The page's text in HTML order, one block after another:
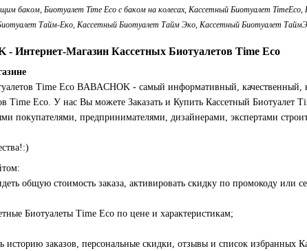
баком, Биотуалет Time Eco с баком на колесах, Кассетный Биотуалет
Тайм-Еко, Кассетный Биотуалет Тайм Эко, Кассетный Биотуалет
- Интернет-Магазин Кассетных Биотуалетов Time Eco
Time Eco BABACHOK - самый информативный,
Time Eco. У нас Вы можете Заказать и Купить Кассетный Биотуалет
покупателями, предпринимателями, дизайнерами, экспертами
общую стоимость заказа, активировать скидку по промокоду или
Биотуалеты Time Eco по цене и характеристикам;
заказов, персональные скидки, отзывы и список избранных